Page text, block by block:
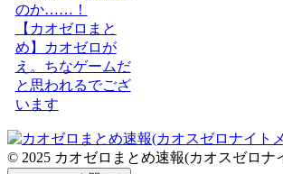
のか……！
【カオゼロまと
め】カオゼロが
え。ちなゲームだ
と思われるでござ
います
© 2025 カオゼロまとめ速報(カオスゼロナ